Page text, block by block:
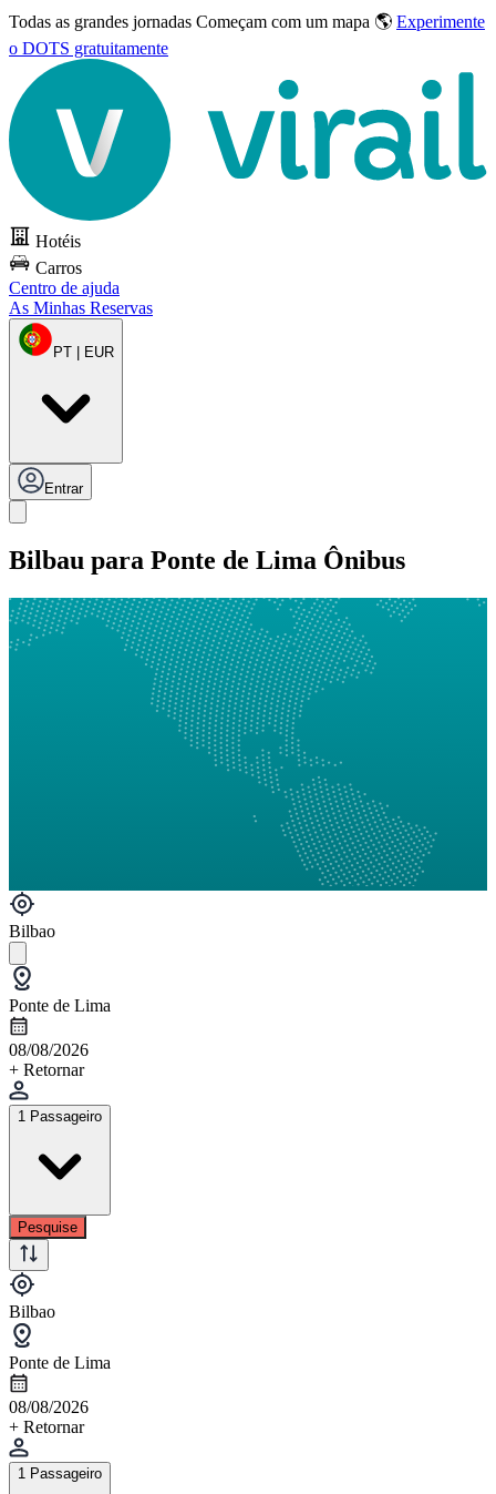
Todas as grandes jornadas Começam com um mapa 🌎 Experimente
o DOTS gratuitamente
Hotéis
Carros
Centro de ajuda
As Minhas Reservas
PT | EUR
Entrar
Bilbau para Ponte de Lima Ônibus
Bilbao
Ponte de Lima
08/08/2026
+ Retornar
1 Passageiro
Pesquise
Bilbao
Ponte de Lima
08/08/2026
+ Retornar
1 Passageiro